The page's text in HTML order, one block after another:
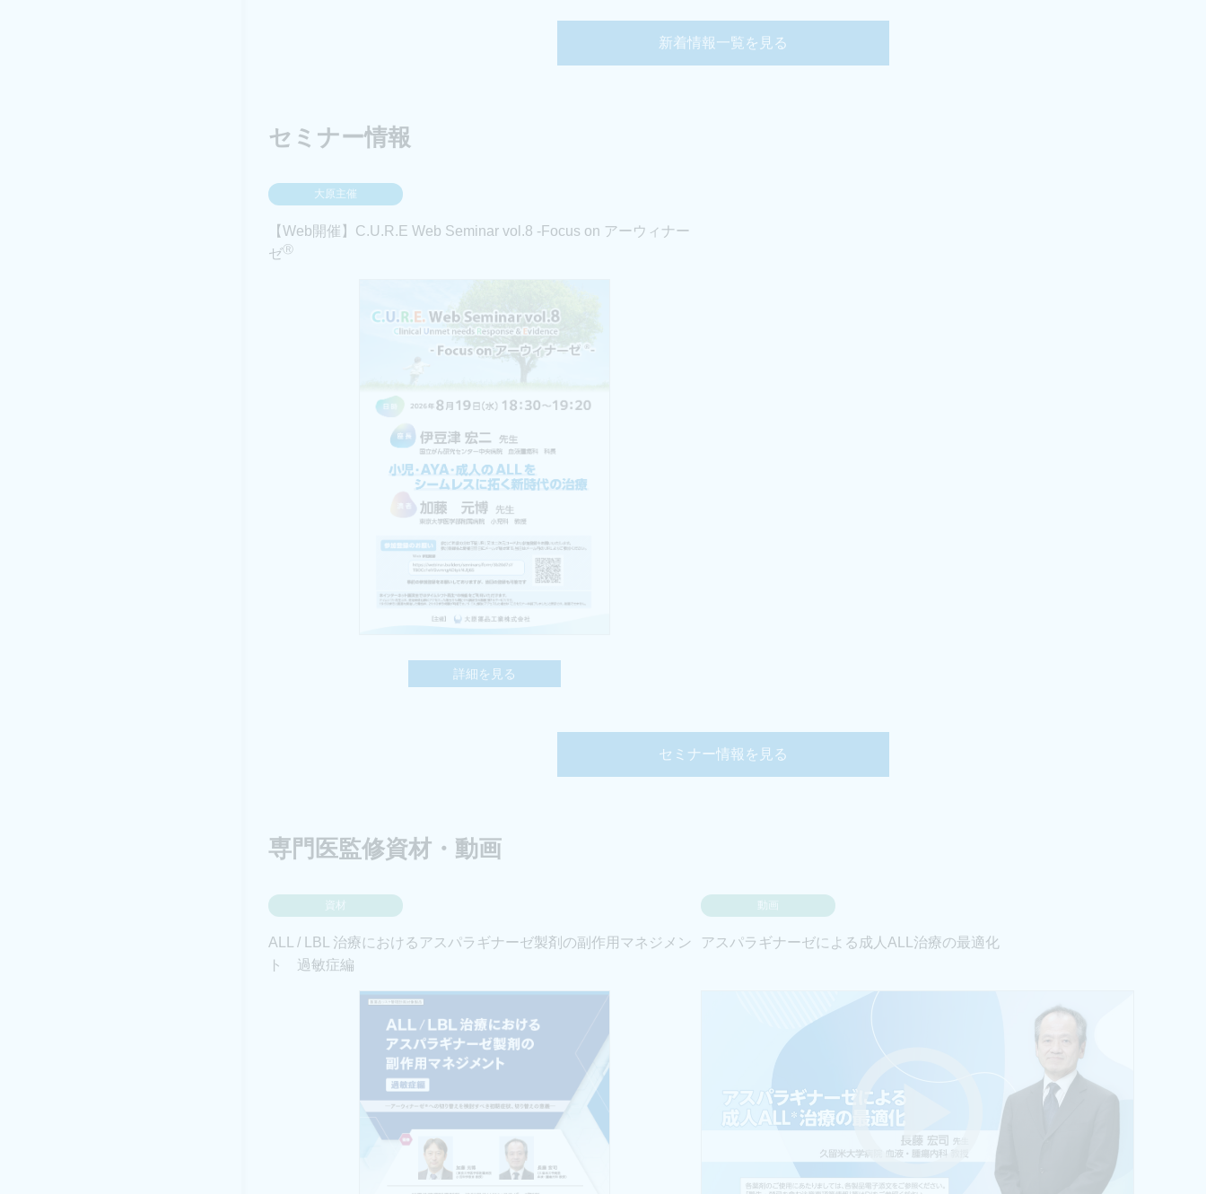
新着情報一覧を見る
セミナー情報
大原主催
【Web開催】C.U.R.E Web Seminar vol.8 -Focus on アーウィナー
ゼⓇ
詳細を見る
セミナー情報を見る
専門医監修資材・動画
資材
ALL / LBL 治療におけるアスパラギナーゼ製剤の副作用マネジメン
ト 過敏症編
動画
アスパラギナーゼによる成人ALL治療の最適化